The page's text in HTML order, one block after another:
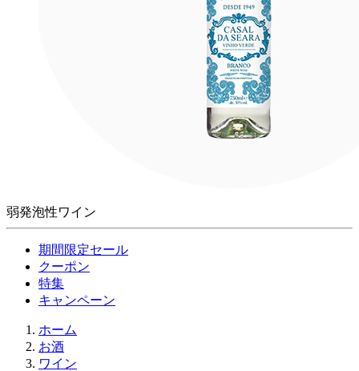
弱発泡性ワイン
期間限定セール
クーポン
特集
キャンペーン
ホーム
お酒
ワイン